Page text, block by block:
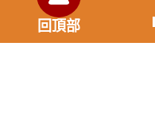
範例試算：小明急
後選定金主，雙方
利率12%計算，每
回頂部